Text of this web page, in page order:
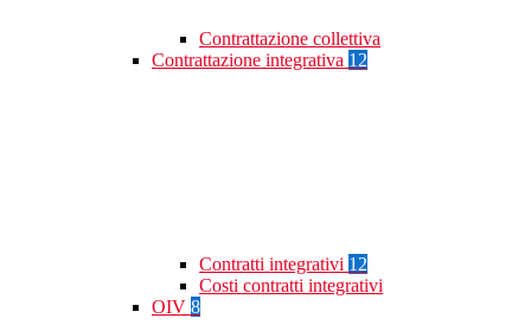
Contrattazione collettiva
Contrattazione integrativa 12
Contratti integrativi 12
Costi contratti integrativi
OIV 8